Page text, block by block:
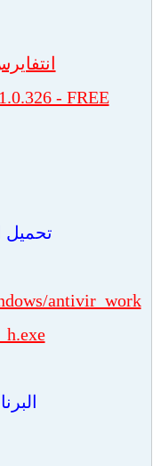
- FREE
تحميل
antivir_work